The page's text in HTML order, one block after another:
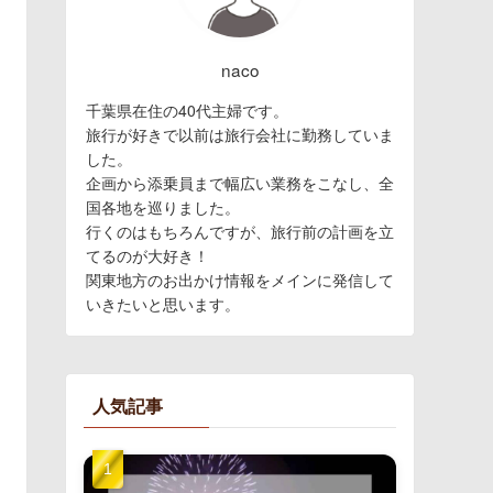
naco
千葉県在住の40代主婦です。
旅行が好きで以前は旅行会社に勤務していま
した。
企画から添乗員まで幅広い業務をこなし、全
国各地を巡りました。
行くのはもちろんですが、旅行前の計画を立
てるのが大好き！
関東地方のお出かけ情報をメインに発信して
いきたいと思います。
人気記事